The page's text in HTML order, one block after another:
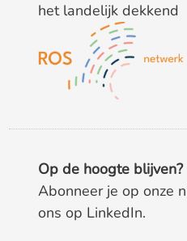
het landelijk dekkend
Op de hoogte blijven?
Abonneer je op onze
ons op LinkedIn.